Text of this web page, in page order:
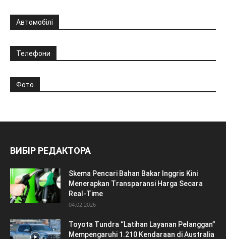
Автомобілі
Телефони
Фото
ВИБІР РЕДАКТОРА
Skema Pencari Bahan Bakar Inggris Kini
Menerapkan Transparansi Harga Secara
Real-Time
04.02.2026
Toyota Tundra “Latihan Layanan Pelanggan”
Mempengaruhi 1.210 Kendaraan di Australia